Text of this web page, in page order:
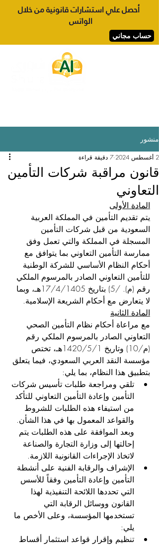
أحصل علي استشارات قانونية من خلال
الواتس
حساب مجاني
منشور
قانون مراقبة شركات التأمين
التعاوني
2 أغسطس 2024 7 دقيقة قراءة
المادة الأولى
يتم تقديم التأمين في المملكة العربية
السعودية من قبل شركات التأمين
المسجلة في المملكة والتي تعمل وفق
ممارسة التأمين التعاوني بما يتوافق مع
أحكام النظام الأساسي للشركة الوطنية
للتأمين التعاوني الصادر بالمرسوم الملكي
رقم (م). /5) بتاريخ 17/4/1405هـ، وبما
لا يتعارض مع أحكام الشريعة الإسلامية.
المادة الثانية
مع مراعاة أحكام نظام التأمين الصحي
التعاوني الصادر بالمرسوم الملكي رقم
(م/10) وتاريخ 1420/5/1هـ، تختص
مؤسسة النقد العربي السعودي، فيما يتعلق
بتطبيق هذا النظام، بما يلي:
تلقي ومراجعة طلبات تأسيس شركات
التأمين وإعادة التأمين التعاوني للتأكد
من استيفاء هذه الطلبات للشروط
والقواعد المعمول بها في هذا الشأن.
وبعد الموافقة على هذه الطلبات يتم
إحالتها إلى وزارة التجارة والصناعة
لاتخاذ الإجراءات القانونية اللازمة.
الإشراف والرقابة الفنية على أنشطة
التأمين وإعادة التأمين وفقاً للأسس
التي تحددها اللائحة التنفيذية لهذا
القانون ووسائل الرقابة التي
تستخدمها المؤسسة، وعلى الأخص ما
يلي:
تنظيم وإقرار قواعد استثمار أقساط